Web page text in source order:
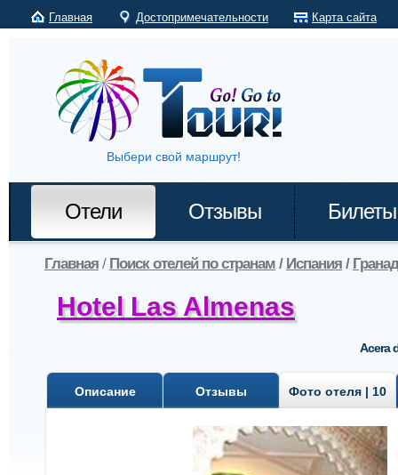
Главная Достопримечательности Карта сайта
Выбери свой маршрут!
Отели Отзывы Билеты
Главная / Поиск отелей по странам / Испания /
Hotel Las Almenas
Acera
Описание Отзывы Фото отеля | 10